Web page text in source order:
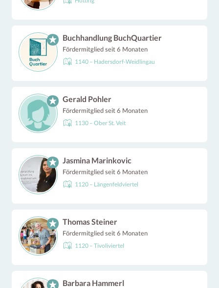
Buchhandlung BuchQuartier
Fördermitglied seit 6 Monaten
1140 – Hadersdorf-Weidlingau
Gerald Pohler
Fördermitglied seit 6 Monaten
1130 – Ober St. Veit
Jasmina Marinkovic
Fördermitglied seit 6 Monaten
1120 – Längenfeldviertel
Thomas Steiner
Fördermitglied seit 6 Monaten
1120 – Tivoliviertel
Barbara Hammerl